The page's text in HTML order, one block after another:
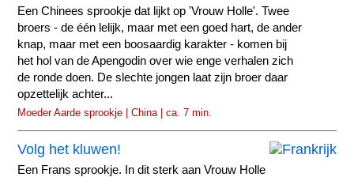
Een Chinees sprookje dat lijkt op 'Vrouw Holle'. Twee
broers - de één lelijk, maar met een goed hart, de ander
knap, maar met een boosaardig karakter - komen bij
het hol van de Apengodin over wie enge verhalen zich
de ronde doen. De slechte jongen laat zijn broer daar
opzettelijk achter...
Moeder Aarde sprookje | China | ca. 7 min.
Volg het kluwen!
Een Frans sprookje. In dit sterk aan Vrouw Holle